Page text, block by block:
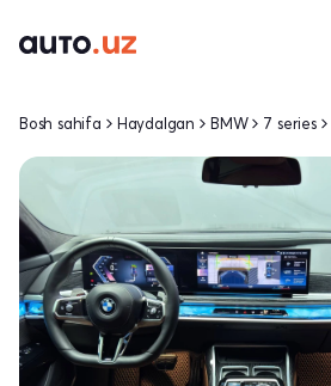
Bosh sahifa Haydalgan BMW 7 series